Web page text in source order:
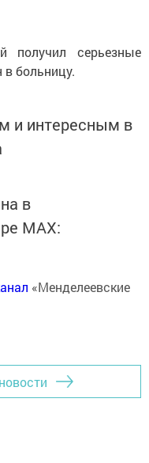
получил серьезные
больницу.
и интересным в
в
MАХ:
«Менделеевские